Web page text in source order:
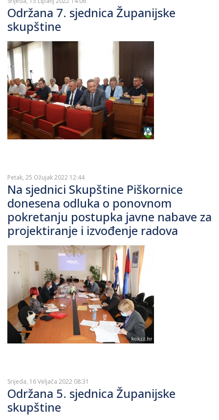
Održana 7. sjednica Županijske
skupštine
Petak, 25 Ožujak 2022 12:44
Na sjednici Skupštine Piškornice
donesena odluka o ponovnom
pokretanju postupka javne nabave za
projektiranje i izvođenje radova
Srijeda, 16 Veljača 2022 08:31
Održana 5. sjednica Županijske
skupštine